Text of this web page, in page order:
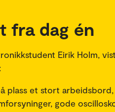
fra dag én
Eirik Holm,
plass et stort
gode